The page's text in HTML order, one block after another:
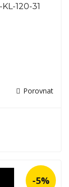
120-31
Porovnat
-5%